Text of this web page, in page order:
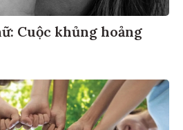
Cuộc khủng hoảng